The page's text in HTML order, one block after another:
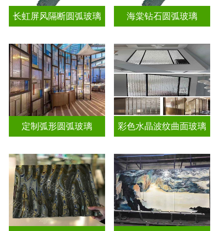
长虹屏风隔断圆弧玻璃 海棠钻石圆弧玻璃
定制弧形圆弧玻璃 彩色水晶波纹曲面玻璃